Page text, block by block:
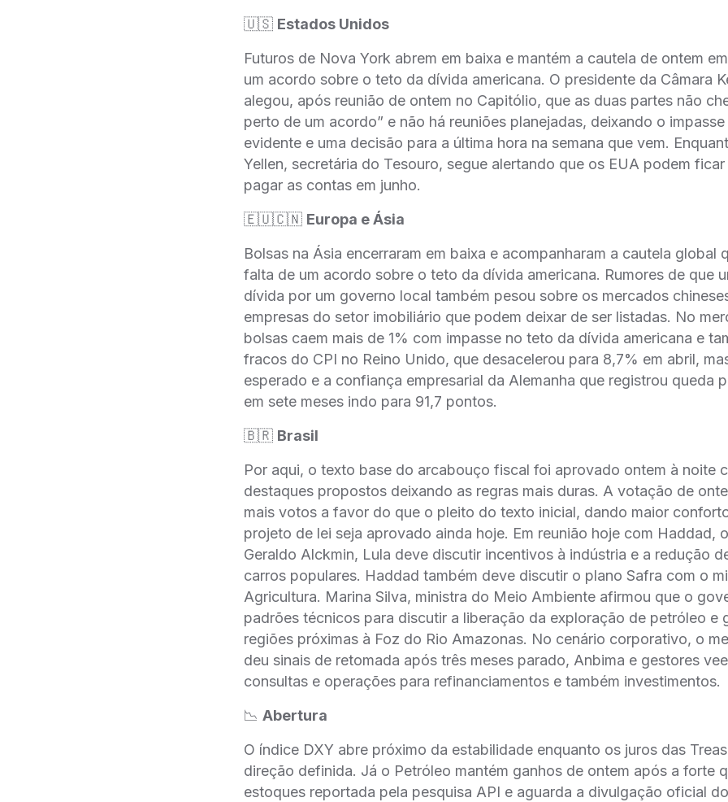
🇺🇸 Estados Unidos
Futuros de Nova York abrem em baixa e mantém a cautela de ontem
um acordo sobre o teto da dívida americana. O presidente da Câmara
alegou, após reunião de ontem no Capitólio, que as duas partes não
perto de um acordo” e não há reuniões planejadas, deixando o
evidente e uma decisão para a última hora na semana que vem.
Yellen, secretária do Tesouro, segue alertando que os EUA podem
pagar as contas em junho.
🇪🇺🇨🇳 Europa e Ásia
Bolsas na Ásia encerraram em baixa e acompanharam a cautela global
falta de um acordo sobre o teto da dívida americana. Rumores de que
dívida por um governo local também pesou sobre os mercados
empresas do setor imobiliário que podem deixar de ser listadas. No
bolsas caem mais de 1% com impasse no teto da dívida americana e
fracos do CPI no Reino Unido, que desacelerou para 8,7% em abril,
esperado e a confiança empresarial da Alemanha que registrou queda
em sete meses indo para 91,7 pontos.
🇧🇷 Brasil
Por aqui, o texto base do arcabouço fiscal foi aprovado ontem à noite
destaques propostos deixando as regras mais duras. A votação de
mais votos a favor do que o pleito do texto inicial, dando maior
projeto de lei seja aprovado ainda hoje. Em reunião hoje com Haddad,
Geraldo Alckmin, Lula deve discutir incentivos à indústria e a redução
carros populares. Haddad também deve discutir o plano Safra com o
Agricultura. Marina Silva, ministra do Meio Ambiente afirmou que o
padrões técnicos para discutir a liberação da exploração de petróleo e
regiões próximas à Foz do Rio Amazonas. No cenário corporativo, o
deu sinais de retomada após três meses parado, Anbima e gestores
consultas e operações para refinanciamentos e também investimentos.
📉 Abertura
O índice DXY abre próximo da estabilidade enquanto os juros das
direção definida. Já o Petróleo mantém ganhos de ontem após a forte
estoques reportada pela pesquisa API e aguarda a divulgação oficial